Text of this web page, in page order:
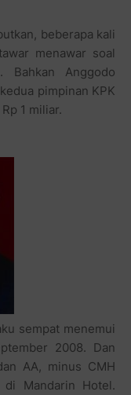
sempat menemui
2008. Dan
AA, minus CMH
Mandarin Hotel.
di Shangri La
Rp 6 miliar itu.
Anggodo